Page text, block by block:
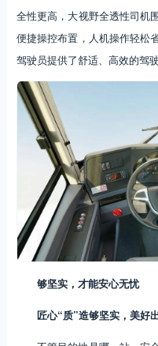
全性更高，大视野全透性司机
便捷操控布置，人机操作轻松
驾驶员提供了舒适、高效的驾驶
够坚实，才能安心无忧
匠心“质”造够坚实，美好